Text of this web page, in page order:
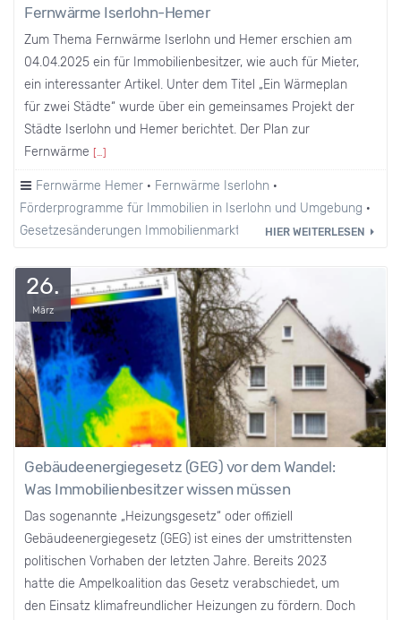
Fernwärme Iserlohn-Hemer
Zum Thema Fernwärme Iserlohn und Hemer erschien am
04.04.2025 ein für Immobilienbesitzer, wie auch für Mieter,
ein interessanter Artikel. Unter dem Titel „Ein Wärmeplan
für zwei Städte“ wurde über ein gemeinsames Projekt der
Städte Iserlohn und Hemer berichtet. Der Plan zur
Fernwärme […]
Fernwärme Hemer · Fernwärme Iserlohn ·
Förderprogramme für Immobilien in Iserlohn und Umgebung ·
Gesetzesänderungen Immobilienmarkt
Heizkosten
HIER WEITERLESEN
26.
März
Gebäudeenergiegesetz (GEG) vor dem Wandel:
Was Immobilienbesitzer wissen müssen
Das sogenannte „Heizungsgesetz“ oder offiziell
Gebäudeenergiegesetz (GEG) ist eines der umstrittensten
politischen Vorhaben der letzten Jahre. Bereits 2023
hatte die Ampelkoalition das Gesetz verabschiedet, um
den Einsatz klimafreundlicher Heizungen zu fördern. Doch